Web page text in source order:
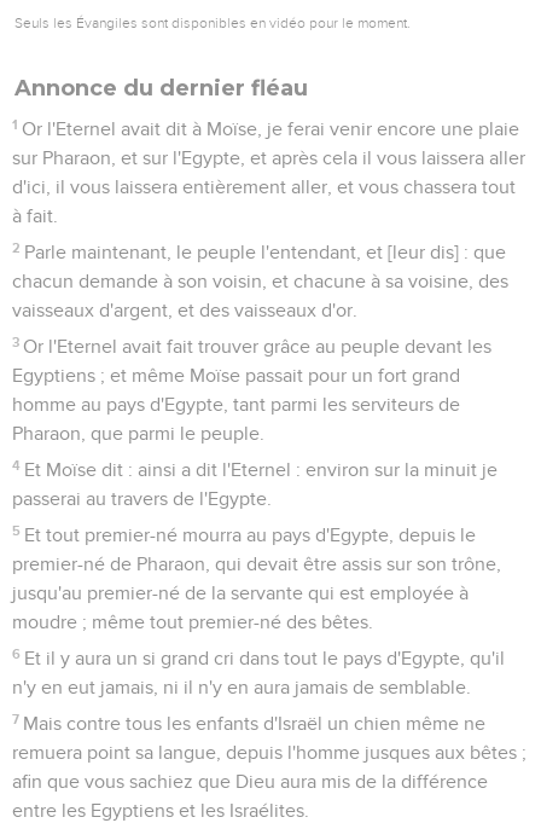
Seuls les Évangiles sont disponibles en vidéo pour le moment.
Annonce du dernier fléau
1 Or l'Eternel avait dit à Moïse, je ferai venir encore une plaie
sur Pharaon, et sur l'Egypte, et après cela il vous laissera aller
d'ici, il vous laissera entièrement aller, et vous chassera tout
à fait.
2 Parle maintenant, le peuple l'entendant, et [leur dis] : que
chacun demande à son voisin, et chacune à sa voisine, des
vaisseaux d'argent, et des vaisseaux d'or.
3 Or l'Eternel avait fait trouver grâce au peuple devant les
Egyptiens ; et même Moïse passait pour un fort grand
homme au pays d'Egypte, tant parmi les serviteurs de
Pharaon, que parmi le peuple.
4 Et Moïse dit : ainsi a dit l'Eternel : environ sur la minuit je
passerai au travers de l'Egypte.
5 Et tout premier-né mourra au pays d'Egypte, depuis le
premier-né de Pharaon, qui devait être assis sur son trône,
jusqu'au premier-né de la servante qui est employée à
moudre ; même tout premier-né des bêtes.
6 Et il y aura un si grand cri dans tout le pays d'Egypte, qu'il
n'y en eut jamais, ni il n'y en aura jamais de semblable.
7 Mais contre tous les enfants d'Israël un chien même ne
remuera point sa langue, depuis l'homme jusques aux bêtes ;
afin que vous sachiez que Dieu aura mis de la différence
entre les Egyptiens et les Israélites.